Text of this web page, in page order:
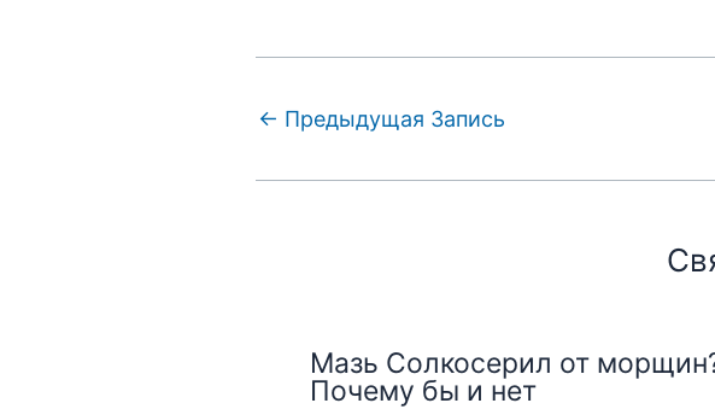
← Предыдущая Запись
Мазь Солкосерил от
Почему бы и нет